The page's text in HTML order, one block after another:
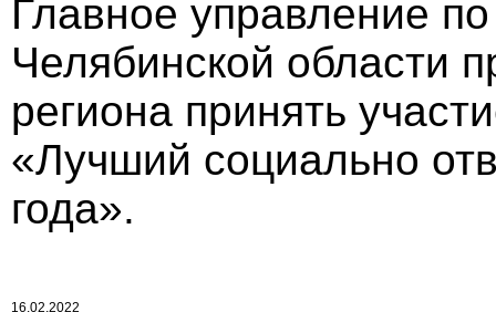
Главное управление
Челябинской области
региона принять
«Лучший социально
года».
16.02.2022